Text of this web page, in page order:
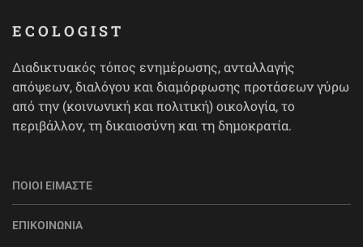
ECOLOGIST
Διαδικτυακός τόπος ενημέρωσης, ανταλλαγής
απόψεων, διαλόγου και διαμόρφωσης προτάσεων γύρω
από την (κοινωνική και πολιτική) οικολογία, το
περιβάλλον, τη δικαιοσύνη και τη δημοκρατία.
ΠΟΙΟΙ ΕΊΜΑΣΤΕ
ΕΠΙΚΟΙΝΩΝΊΑ